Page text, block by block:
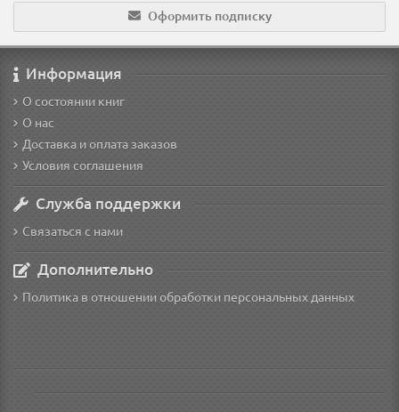
Оформить подписку
Информация
О состоянии книг
О нас
Доставка и оплата заказов
Условия соглашения
Служба поддержки
Связаться с нами
Дополнительно
Политика в отношении обработки персональных данных